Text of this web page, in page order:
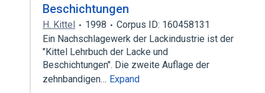
Beschichtungen
H. Kittel 1998
Corpus ID: 160458131
Ein Nachschlagewerk der Lackindustrie ist der
"Kittel Lehrbuch der Lacke und
Beschichtungen". Die zweite Auflage der
zehnbandigen… Expand